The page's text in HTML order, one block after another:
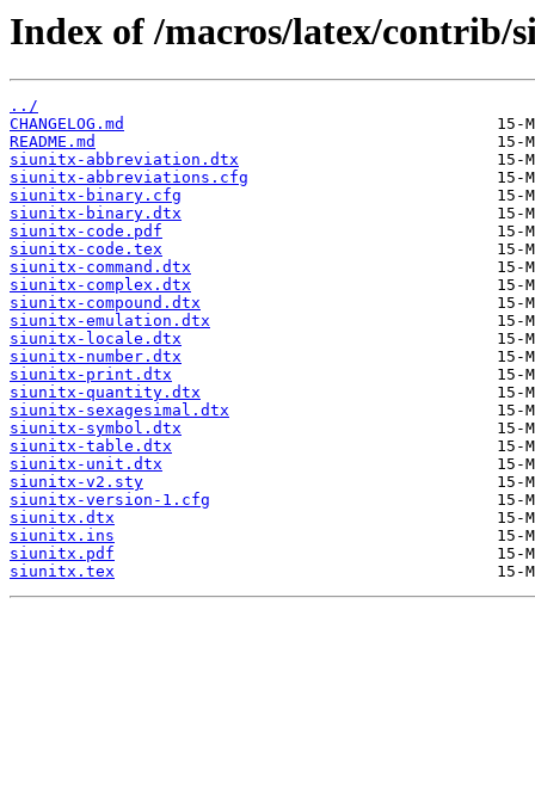
Index of /macros/latex/contrib/
../
CHANGELOG.md
README.md
siunitx-abbreviation.dtx
siunitx-abbreviations.cfg
siunitx-binary.cfg
siunitx-binary.dtx
siunitx-code.pdf
siunitx-code.tex
siunitx-command.dtx
siunitx-complex.dtx
siunitx-compound.dtx
siunitx-emulation.dtx
siunitx-locale.dtx
siunitx-number.dtx
siunitx-print.dtx
siunitx-quantity.dtx
siunitx-sexagesimal.dtx
siunitx-symbol.dtx
siunitx-table.dtx
siunitx-unit.dtx
siunitx-v2.sty
siunitx-version-1.cfg
siunitx.dtx
siunitx.ins
siunitx.pdf
siunitx.tex